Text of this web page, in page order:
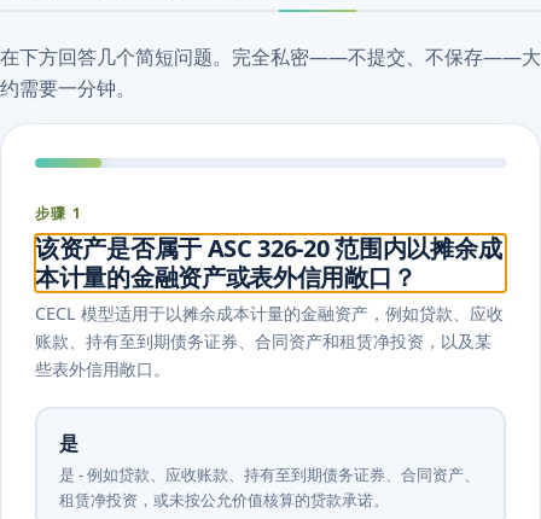
在下方回答几个简短问题。完全私密——不提交、不保存——大
约需要一分钟。
步骤 1
该资产是否属于 ASC 326-20 范围内以摊余成
本计量的金融资产或表外信用敞口？
CECL 模型适用于以摊余成本计量的金融资产，例如贷款、应收
账款、持有至到期债务证券、合同资产和租赁净投资，以及某
些表外信用敞口。
是
是 - 例如贷款、应收账款、持有至到期债务证券、合同资产、
租赁净投资，或未按公允价值核算的贷款承诺。